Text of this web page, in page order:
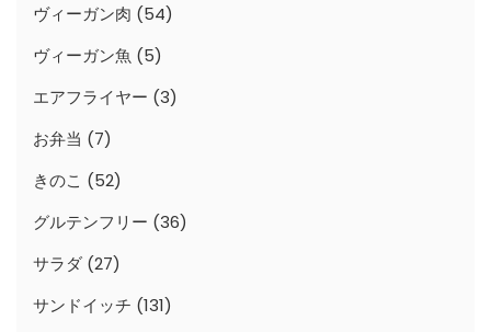
ヴィーガン肉 (54)
ヴィーガン魚 (5)
エアフライヤー (3)
お弁当 (7)
きのこ (52)
グルテンフリー (36)
サラダ (27)
サンドイッチ (131)